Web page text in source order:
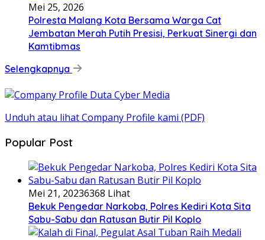
Mei 25, 2026
Polresta Malang Kota Bersama Warga Cat
Jembatan Merah Putih Presisi, Perkuat Sinergi dan
Kamtibmas
Selengkapnya
Unduh atau lihat Company Profile kami (PDF)
Popular Post
Mei 21, 20236368 Lihat
Bekuk Pengedar Narkoba, Polres Kediri Kota Sita
Sabu-Sabu dan Ratusan Butir Pil Koplo